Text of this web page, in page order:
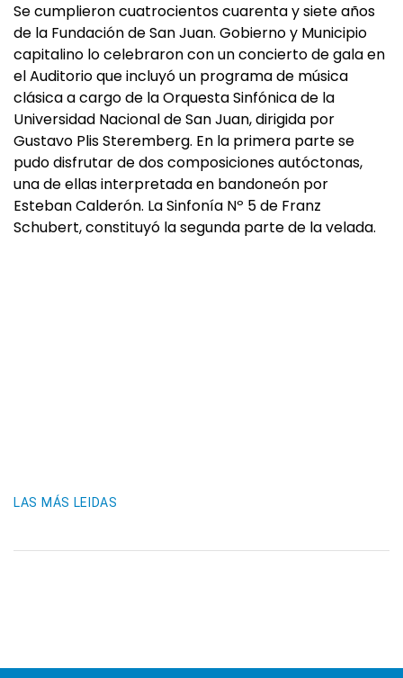
Se cumplieron cuatrocientos cuarenta y siete años
de la Fundación de San Juan. Gobierno y Municipio
capitalino lo celebraron con un concierto de gala en
el Auditorio que incluyó un programa de música
clásica a cargo de la Orquesta Sinfónica de la
Universidad Nacional de San Juan, dirigida por
Gustavo Plis Steremberg. En la primera parte se
pudo disfrutar de dos composiciones autóctonas,
una de ellas interpretada en bandoneón por
Esteban Calderón. La Sinfonía Nº 5 de Franz
Schubert, constituyó la segunda parte de la velada.
LAS MÁS LEIDAS